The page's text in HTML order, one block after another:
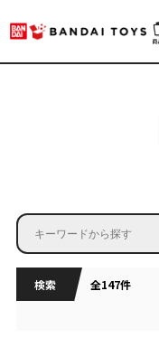
検索 全147件